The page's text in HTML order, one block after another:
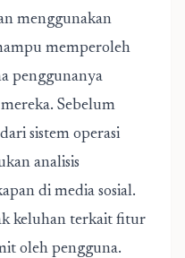
menggunakan
memperoleh
penggunanya
Sebelum
sistem operasi
analisis
di media sosial.
keluhan terkait fitur
oleh pengguna.